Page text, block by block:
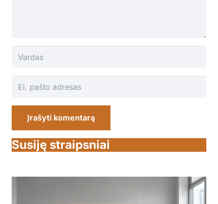
Įrašyti komentarą
Susiję straipsniai